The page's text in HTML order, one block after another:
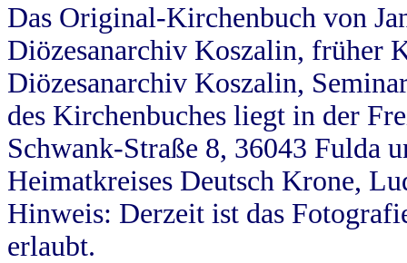
Das Original-Kirchenbuch von
Diözesanarchiv Koszalin, früher
Diözesanarchiv Koszalin,
des Kirchenbuches liegt in der
Schwank-Straße 8, 36043 Fulda
Heimatkreises Deutsch Krone,
Hinweis: Derzeit ist das
erlaubt.